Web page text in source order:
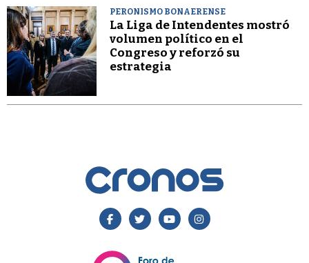
PERONISMO BONAERENSE
La Liga de Intendentes mostró
volumen político en el
Congreso y reforzó su
estrategia